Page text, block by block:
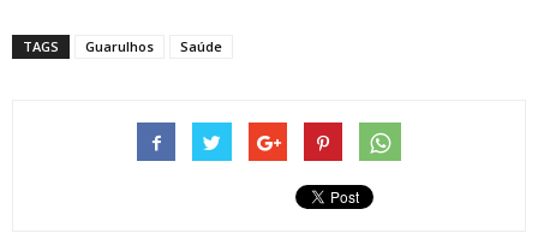
TAGS Guarulhos Saúde